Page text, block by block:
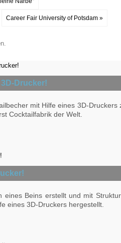
Career Fair University of Potsdam »
Drucker!
mit Hilfe eines 3D-Druckers
Cocktailfabrik der Welt.
eines Beins erstellt und mit
eines 3D-Druckers hergestellt.